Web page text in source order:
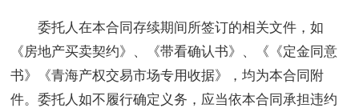
委托人在本合同存续期间所签订的相关文件，如
《房地产买卖契约》、《带看确认书》、《《定金同意
书》《青海产权交易市场专用收据》，均为本合同附
件。委托人如不履行确定义务，应当依本合同承担违约